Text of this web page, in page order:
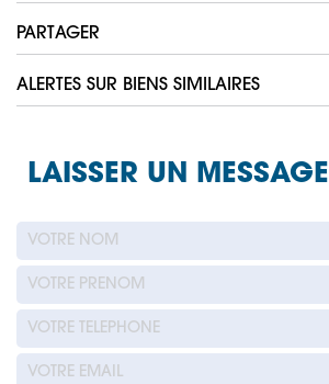
PARTAGER
ALERTES SUR BIENS SIMILAIRES
LAISSER UN MESSAGE